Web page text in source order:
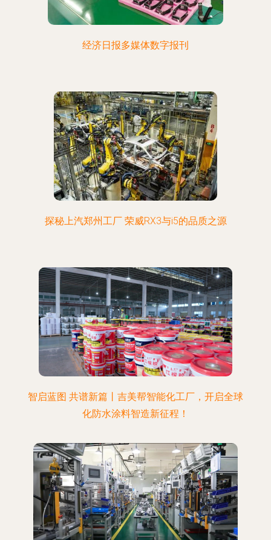
经济日报多媒体数字报刊
探秘上汽郑州工厂 荣威RX3与i5的品质之源
智启蓝图 共谱新篇丨吉美帮智能化工厂，开启全球
化防水涂料智造新征程！